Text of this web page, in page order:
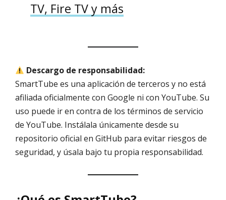
TV, Fire TV y más
Descargo de responsabilidad:
SmartTube es una aplicación de terceros y no está
afiliada oficialmente con Google ni con YouTube. Su
uso puede ir en contra de los términos de servicio
de YouTube. Instálala únicamente desde su
repositorio oficial en GitHub para evitar riesgos de
seguridad, y úsala bajo tu propia responsabilidad.